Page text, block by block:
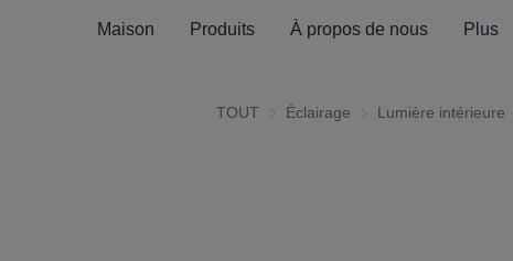
Maison Produits À propos de nous Plus
TOUT Éclairage Éclairage
Lumière intérieure